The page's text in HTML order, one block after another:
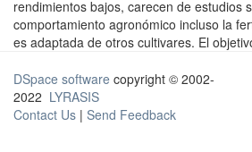
rendimientos bajos, carecen de estudios
comportamiento agronómico incluso la
es adaptada de otros cultivares. El
DSpace software copyright © 2002-
2022 LYRASIS
Contact Us | Send Feedback